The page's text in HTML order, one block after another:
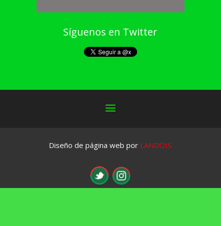
Síguenos en Twitter
Diseño de página web por LANDOIS